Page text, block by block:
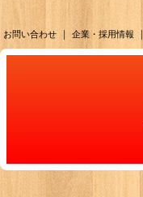
お問い合わせ 企業・採用情報